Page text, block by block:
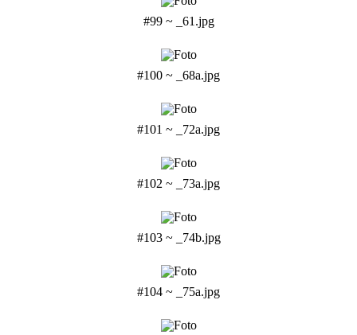
#99 ~ _61.jpg
#100 ~ _68a.jpg
#101 ~ _72a.jpg
#102 ~ _73a.jpg
#103 ~ _74b.jpg
#104 ~ _75a.jpg